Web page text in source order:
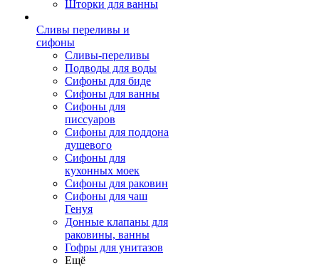
Шторки для ванны
Сливы переливы и
сифоны
Сливы-переливы
Подводы для воды
Сифоны для биде
Сифоны для ванны
Сифоны для
писсуаров
Сифоны для поддона
душевого
Сифоны для
кухонных моек
Сифоны для раковин
Сифоны для чаш
Генуя
Донные клапаны для
раковины, ванны
Гофры для унитазов
Ещё